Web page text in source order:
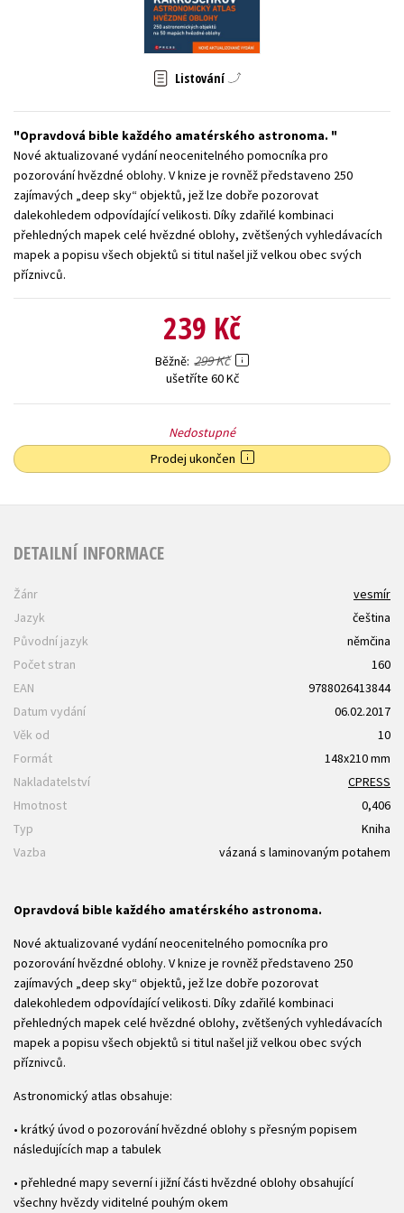
Zahraniční literatura
Všechny tituly
Listování
Opravdová bible každého amatérského astronoma.
Nové aktualizované vydání neocenitelného pomocníka pro
pozorování hvězdné oblohy. V knize je rovněž představeno 250
zajímavých „deep sky“ objektů, jež lze dobře pozorovat
dalekohledem odpovídající velikosti. Díky zdařilé kombinaci
přehledných mapek celé hvězdné oblohy, zvětšených vyhledávacích
mapek a popisu všech objektů si titul našel již velkou obec svých
příznivců.
239 Kč
Běžně 299 Kč
ušetříte 60 Kč
Nedostupné
Prodej ukončen
DETAILNÍ INFORMACE
Žánr
vesmír
Jazyk
čeština
Původní jazyk
němčina
Počet stran
160
EAN
9788026413844
Datum vydání
06.02.2017
Věk od
10
Formát
148x210 mm
Nakladatelství
CPRESS
Hmotnost
0,406
Typ
Kniha
Vazba
vázaná s laminovaným potahem
Opravdová bible každého amatérského astronoma.
Nové aktualizované vydání neocenitelného pomocníka pro
pozorování hvězdné oblohy. V knize je rovněž představeno 250
zajímavých „deep sky“ objektů, jež lze dobře pozorovat
dalekohledem odpovídající velikosti. Díky zdařilé kombinaci
přehledných mapek celé hvězdné oblohy, zvětšených vyhledávacích
mapek a popisu všech objektů si titul našel již velkou obec svých
příznivců.
Astronomický atlas obsahuje:
• krátký úvod o pozorování hvězdné oblohy s přesným popisem
následujících map a tabulek
• přehledné mapy severní i jižní části hvězdné oblohy obsahující
všechny hvězdy viditelné pouhým okem